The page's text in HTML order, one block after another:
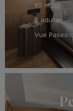
85 m2
3 adultes
Vue Paseo